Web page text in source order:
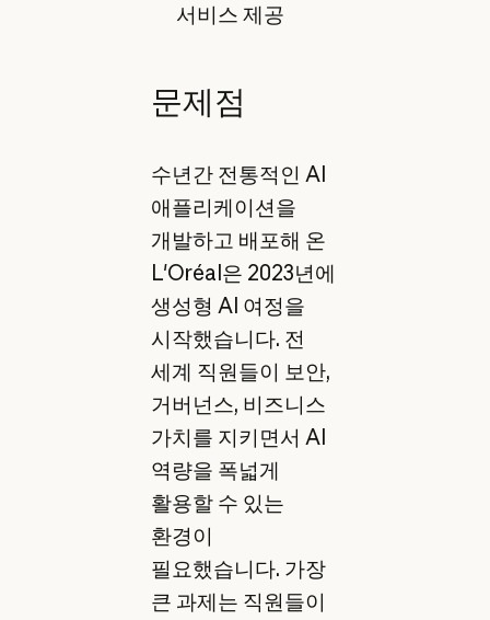
서비스 제공
문제점
수년간 전통적인 AI
애플리케이션을
개발하고 배포해 온
L'Oréal은 2023년에
생성형 AI 여정을
시작했습니다. 전
세계 직원들이 보안,
거버넌스, 비즈니스
가치를 지키면서 AI
역량을 폭넓게
활용할 수 있는
환경이
필요했습니다. 가장
큰 과제는 직원들이